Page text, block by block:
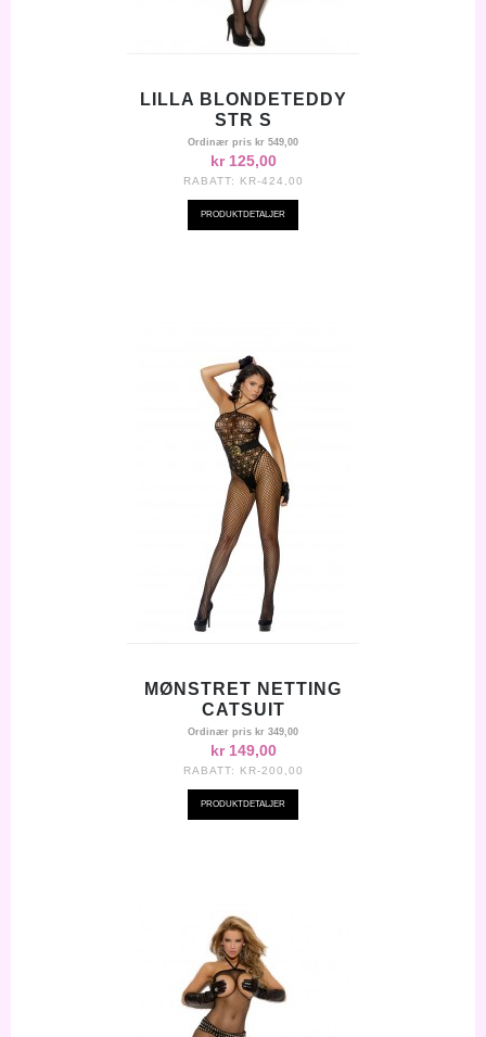
LILLA BLONDETEDDY
STR S
Ordinær pris kr 549,00
kr 125,00
RABATT: KR-424,00
PRODUKTDETALJER
MØNSTRET NETTING
CATSUIT
Ordinær pris kr 349,00
kr 149,00
RABATT: KR-200,00
PRODUKTDETALJER